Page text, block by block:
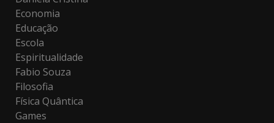
Economia
Educação
Escola
Espiritualidade
Fabio Souza
Filosofia
Física Quântica
Games